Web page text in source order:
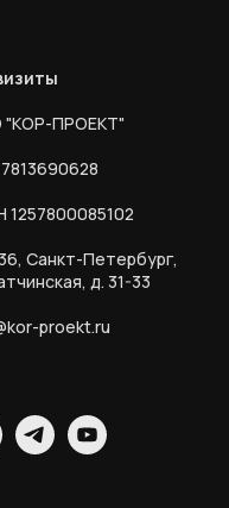
ПРОЕКТ"
1257800085102
Санкт-Петербург,
д. 31-33
proekt.ru